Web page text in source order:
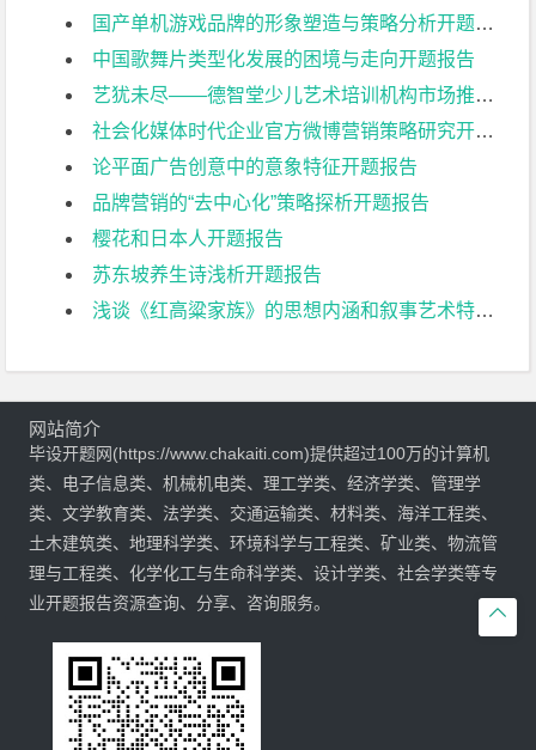
国产单机游戏品牌的形象塑造与策略分析开题报告
中国歌舞片类型化发展的困境与走向开题报告
艺犹未尽——德智堂少儿艺术培训机构市场推广策划案开题报告
社会化媒体时代企业官方微博营销策略研究开题报告
论平面广告创意中的意象特征开题报告
品牌营销的“去中心化”策略探析开题报告
樱花和日本人开题报告
苏东坡养生诗浅析开题报告
浅谈《红高粱家族》的思想内涵和叙事艺术特色开题报告

网站简介
毕设开题网(https://www.chakaiti.com)提供超过100万的计算机
类、电子信息类、机械机电类、理工学类、经济学类、管理学
类、文学教育类、法学类、交通运输类、材料类、海洋工程类、
土木建筑类、地理科学类、环境科学与工程类、矿业类、物流管
理与工程类、化学化工与生命科学类、设计学类、社会学类等专
业开题报告资源查询、分享、咨询服务。